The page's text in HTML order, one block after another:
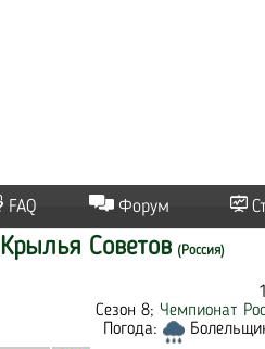
FAQ Форум
Крылья Советов (Россия)
Сезон 8; Чемпионат
Погода: